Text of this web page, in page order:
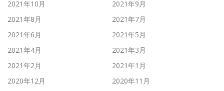
2021年10月
2021年9月
2021年8月
2021年7月
2021年6月
2021年5月
2021年4月
2021年3月
2021年2月
2021年1月
2020年12月
2020年11月